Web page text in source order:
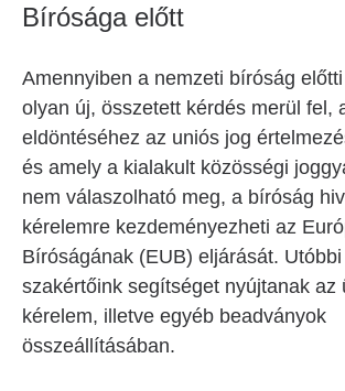
Bírósága előtt
Amennyiben a nemzeti bíróság
olyan új, összetett kérdés merül fel,
eldöntéséhez az uniós jog
és amely a kialakult közösségi
nem válaszolható meg, a bíróság
kérelemre kezdeményezheti az
Bíróságának (EUB) eljárását.
szakértőink segítséget nyújtanak az
kérelem, illetve egyéb beadványok
összeállításában.